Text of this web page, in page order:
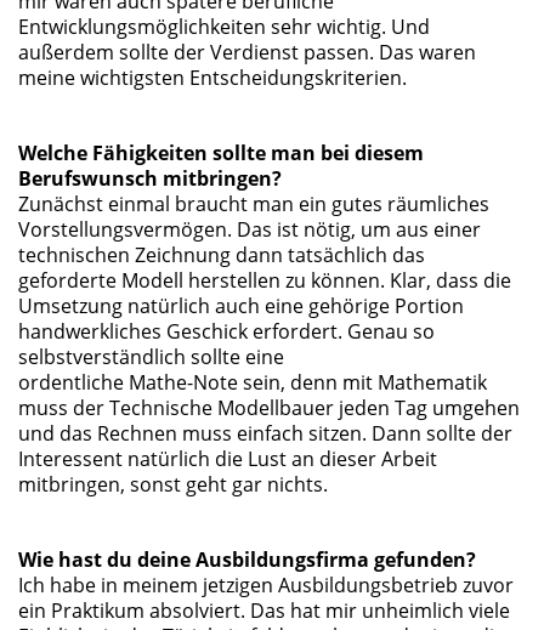
Entwicklungsmöglichkeiten sehr wichtig. Und
außerdem sollte der Verdienst passen. Das waren
meine wichtigsten Entscheidungskriterien.
Welche Fähigkeiten sollte man bei diesem
Berufswunsch mitbringen?
Zunächst einmal braucht man ein gutes räumliches
Vorstellungsvermögen. Das ist nötig, um aus einer
technischen Zeichnung dann tatsächlich das
geforderte Modell herstellen zu können. Klar, dass die
Umsetzung natürlich auch eine gehörige Portion
handwerkliches Geschick erfordert. Genau so
selbstverständlich sollte eine
ordentliche Mathe-Note sein, denn mit Mathematik
muss der Technische Modellbauer jeden Tag umgehen
und das Rechnen muss einfach sitzen. Dann sollte der
Interessent natürlich die Lust an dieser Arbeit
mitbringen, sonst geht gar nichts.
Wie hast du deine Ausbildungsfirma gefunden?
Ich habe in meinem jetzigen Ausbildungsbetrieb zuvor
ein Praktikum absolviert. Das hat mir unheimlich viele